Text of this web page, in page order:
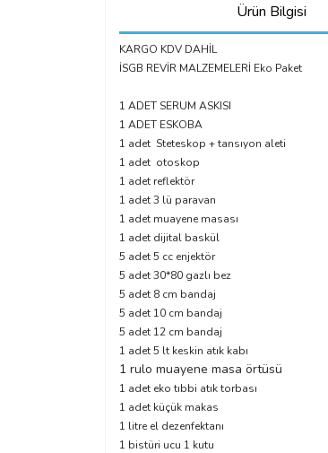
Ürün Bilgisi
KARGO KDV DAHİL
İSGB REVİR MALZEMELERİ Eko Paket
1 ADET SERUM ASKISI
1 ADET ESKOBA
1 adet Steteskop + tansıyon aleti
1 adet otoskop
1 adet reflektör
1 adet 3 lü paravan
1 adet muayene masası
1 adet dijital baskül
5 adet 5 cc enjektör
5 adet 30*80 gazlı bez
5 adet 8 cm bandaj
5 adet 10 cm bandaj
5 adet 12 cm bandaj
1 adet 5 lt keskin atık kabı
1 rulo muayene masa örtüsü
1 adet eko tıbbi atık torbası
1 adet küçük makas
1 litre el dezenfektanı
1 bistüri ucu 1 kutu